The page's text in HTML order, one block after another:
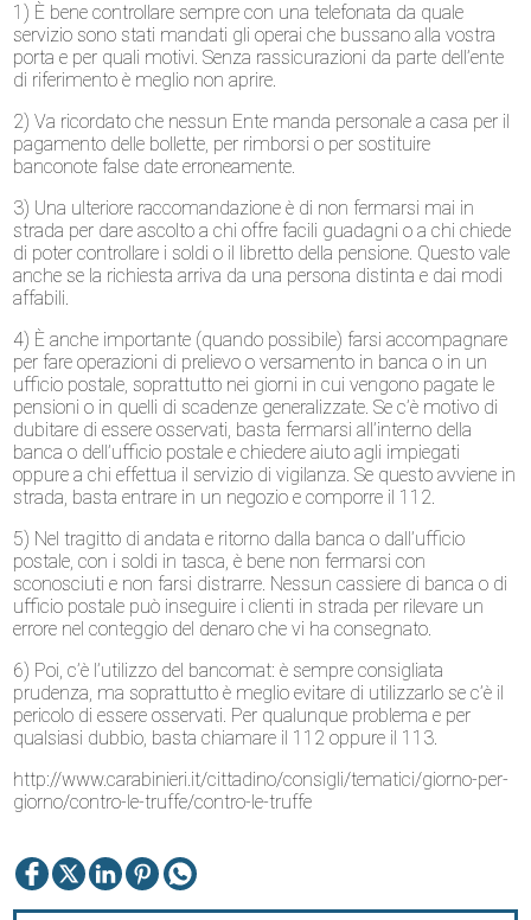
1) È bene controllare sempre con una telefonata da quale
servizio sono stati mandati gli operai che bussano alla vostra
porta e per quali motivi. Senza rassicurazioni da parte dell’ente
di riferimento è meglio non aprire.
2) Va ricordato che nessun Ente manda personale a casa per il
pagamento delle bollette, per rimborsi o per sostituire
banconote false date erroneamente.
3) Una ulteriore raccomandazione è di non fermarsi mai in
strada per dare ascolto a chi offre facili guadagni o a chi chiede
di poter controllare i soldi o il libretto della pensione. Questo vale
anche se la richiesta arriva da una persona distinta e dai modi
affabili.
4) È anche importante (quando possibile) farsi accompagnare
per fare operazioni di prelievo o versamento in banca o in un
ufficio postale, soprattutto nei giorni in cui vengono pagate le
pensioni o in quelli di scadenze generalizzate. Se c’è motivo di
dubitare di essere osservati, basta fermarsi all’interno della
banca o dell’ufficio postale e chiedere aiuto agli impiegati
oppure a chi effettua il servizio di vigilanza. Se questo avviene in
strada, basta entrare in un negozio e comporre il 112.
5) Nel tragitto di andata e ritorno dalla banca o dall’ufficio
postale, con i soldi in tasca, è bene non fermarsi con
sconosciuti e non farsi distrarre. Nessun cassiere di banca o di
ufficio postale può inseguire i clienti in strada per rilevare un
errore nel conteggio del denaro che vi ha consegnato.
6) Poi, c’è l’utilizzo del bancomat: è sempre consigliata
prudenza, ma soprattutto è meglio evitare di utilizzarlo se c’è il
pericolo di essere osservati. Per qualunque problema e per
qualsiasi dubbio, basta chiamare il 112 oppure il 113.
http://www.carabinieri.it/cittadino/consigli/tematici/giorno-per-
giorno/contro-le-truffe/contro-le-truffe